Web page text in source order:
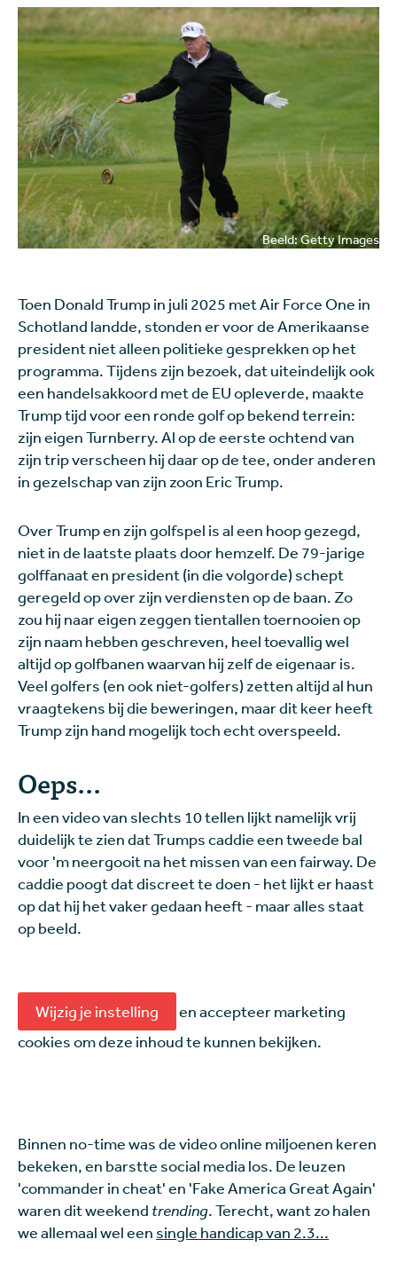
Beeld: Getty Images
Toen Donald Trump in juli 2025 met Air Force One in
Schotland landde, stonden er voor de Amerikaanse
president niet alleen politieke gesprekken op het
programma. Tijdens zijn bezoek, dat uiteindelijk ook
een handelsakkoord met de EU opleverde, maakte
Trump tijd voor een ronde golf op bekend terrein:
zijn eigen Turnberry. Al op de eerste ochtend van
zijn trip verscheen hij daar op de tee, onder anderen
in gezelschap van zijn zoon Eric Trump.
Over Trump en zijn golfspel is al een hoop gezegd,
niet in de laatste plaats door hemzelf. De 79-jarige
golffanaat en president (in die volgorde) schept
geregeld op over zijn verdiensten op de baan. Zo
zou hij naar eigen zeggen tientallen toernooien op
zijn naam hebben geschreven, heel toevallig wel
altijd op golfbanen waarvan hij zelf de eigenaar is.
Veel golfers (en ook niet-golfers) zetten altijd al hun
vraagtekens bij die beweringen, maar dit keer heeft
Trump zijn hand mogelijk toch echt overspeeld.
Oeps...
In een video van slechts 10 tellen lijkt namelijk vrij
duidelijk te zien dat Trumps caddie een tweede bal
voor 'm neergooit na het missen van een fairway. De
caddie poogt dat discreet te doen - het lijkt er haast
op dat hij het vaker gedaan heeft - maar alles staat
op beeld.
Wijzig je instelling
en accepteer marketing
cookies om deze inhoud te kunnen bekijken.
Binnen no-time was de video online miljoenen keren
bekeken, en barstte social media los. De leuzen
'commander in cheat' en 'Fake America Great Again'
waren dit weekend trending. Terecht, want zo halen
we allemaal wel een single handicap van 2.3...